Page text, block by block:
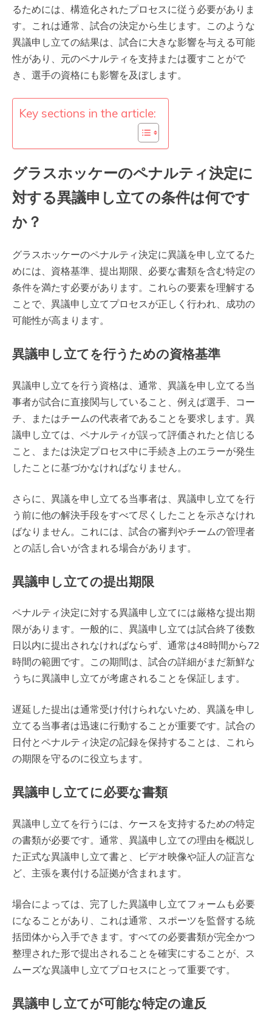
るためには、構造化されたプロセスに従う必要がありま
す。これは通常、試合の決定から生じます。このような
異議申し立ての結果は、試合に大きな影響を与える可能
性があり、元のペナルティを支持または覆すことがで
き、選手の資格にも影響を及ぼします。
Key sections in the article:
グラスホッケーのペナルティ決定に
対する異議申し立ての条件は何です
か？
グラスホッケーのペナルティ決定に異議を申し立てるた
めには、資格基準、提出期限、必要な書類を含む特定の
条件を満たす必要があります。これらの要素を理解する
ことで、異議申し立てプロセスが正しく行われ、成功の
可能性が高まります。
異議申し立てを行うための資格基準
異議申し立てを行う資格は、通常、異議を申し立てる当
事者が試合に直接関与していること、例えば選手、コー
チ、またはチームの代表者であることを要求します。異
議申し立ては、ペナルティが誤って評価されたと信じる
こと、または決定プロセス中に手続き上のエラーが発生
したことに基づかなければなりません。
さらに、異議を申し立てる当事者は、異議申し立てを行
う前に他の解決手段をすべて尽くしたことを示さなけれ
ばなりません。これには、試合の審判やチームの管理者
との話し合いが含まれる場合があります。
異議申し立ての提出期限
ペナルティ決定に対する異議申し立てには厳格な提出期
限があります。一般的に、異議申し立ては試合終了後数
日以内に提出されなければならず、通常は48時間から72
時間の範囲です。この期間は、試合の詳細がまだ新鮮な
うちに異議申し立てが考慮されることを保証します。
遅延した提出は通常受け付けられないため、異議を申し
立てる当事者は迅速に行動することが重要です。試合の
日付とペナルティ決定の記録を保持することは、これら
の期限を守るのに役立ちます。
異議申し立てに必要な書類
異議申し立てを行うには、ケースを支持するための特定
の書類が必要です。通常、異議申し立ての理由を概説し
た正式な異議申し立て書と、ビデオ映像や証人の証言な
ど、主張を裏付ける証拠が含まれます。
場合によっては、完了した異議申し立てフォームも必要
になることがあり、これは通常、スポーツを監督する統
括団体から入手できます。すべての必要書類が完全かつ
整理された形で提出されることを確実にすることが、ス
ムーズな異議申し立てプロセスにとって重要です。
異議申し立てが可能な特定の違反